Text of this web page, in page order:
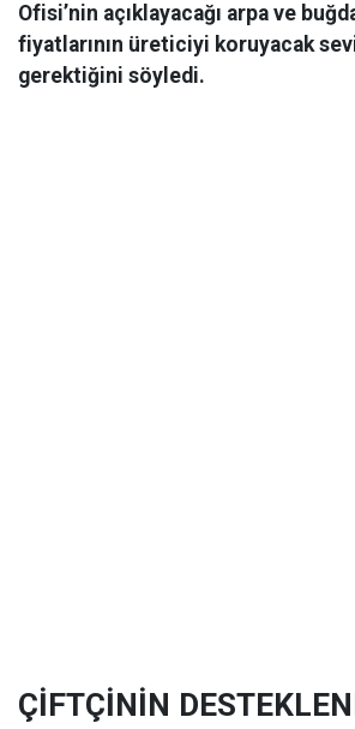
Ofisi’nin açıklayacağı arpa ve
fiyatlarının üreticiyi koruyacak
gerektiğini söyledi.
ÇİFTÇİNİN